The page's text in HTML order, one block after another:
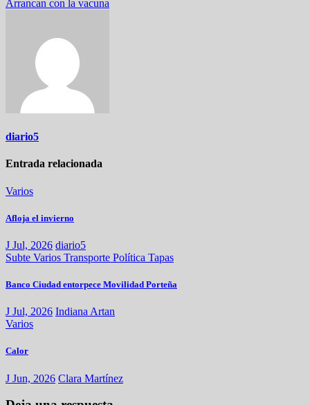
Arrancan con la vacuna
diario5
Entrada relacionada
Varios
Afloja el invierno
J Jul, 2026 diario5
Subte Varios Transporte Política Tapas
Banco Ciudad entorpece Movilidad Porteña
J Jul, 2026 Indiana Artan
Varios
Calor
J Jun, 2026 Clara Martínez